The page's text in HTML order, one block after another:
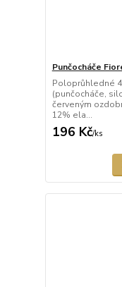
Punčocháče
Poloprůhledné
(punčocháče,
červeným
12% ela...
196 Kč/ks